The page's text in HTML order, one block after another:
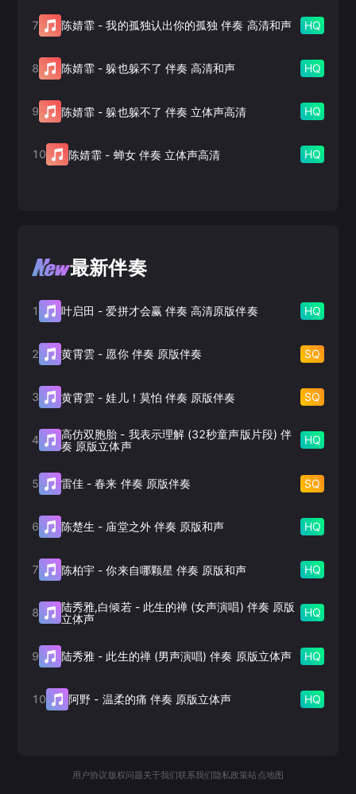
7 陈婧霏 -我的孤独认出你的孤独 伴奏 高清和声 HQ
8 陈婧霏 -躲也躲不了 伴奏 高清和声 HQ
9 陈婧霏 -躲也躲不了 伴奏 立体声高清 HQ
10 陈婧霏 - 蝉女 伴奏 立体声高清 HQ
最新伴奏
1 叶启田 -爱拼才会赢 伴奏 高清原版伴奏 HQ
2 黄霄雲 - 愿你 伴奏 原版伴奏 SQ
3 黄霄雲 -娃儿！莫怕 伴奏 原版伴奏 SQ
4 高仿双胞胎 - 我表示理解 (32秒童声版片段) 伴
奏 原版立体声
HQ
5 雷佳 -春来 伴奏 原版伴奏 SQ
6 陈楚生 - 庙堂之外 伴奏 原版和声 HQ
7 陈柏宇 -你来自哪颗星 伴奏 原版和声 HQ
8 陆秀雅,白倾若- 此生的禅 (女声演唱) 伴奏 原版
立体声
HQ
9 陆秀雅 - 此生的禅 (男声演唱) 伴奏 原版立体声 HQ
10 阿野 - 温柔的痛 伴奏 原版立体声 HQ
用户协议 版权问题关于我们联系我们 隐私政策站点地图